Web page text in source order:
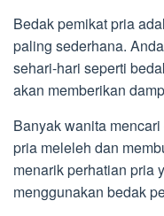
Bedak pemikat pria
paling sederhana.
sehari-hari seperti
akan memberikan
Banyak wanita
pria meleleh dan
menarik perhatian pria
menggunakan bedak